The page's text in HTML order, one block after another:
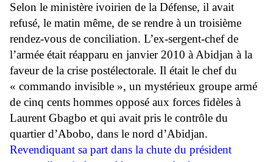
Selon le ministère ivoirien de la Défense, il avait
refusé, le matin même, de se rendre à un troisième
rendez-vous de conciliation. L’ex-sergent-chef de
l’armée était réapparu en janvier 2010 à Abidjan à la
faveur de la crise postélectorale. Il était le chef du
« commando invisible », un mystérieux groupe armé
de cinq cents hommes opposé aux forces fidèles à
Laurent Gbagbo et qui avait pris le contrôle du
quartier d’Abobo, dans le nord d’Abidjan.
Revendiquant sa part dans la chute du président